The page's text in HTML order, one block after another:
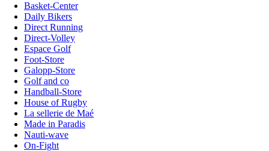
Basket-Center
Daily Bikers
Direct Running
Direct-Volley
Espace Golf
Foot-Store
Galopp-Store
Golf and co
Handball-Store
House of Rugby
La sellerie de Maé
Made in Paradis
Nauti-wave
On-Fight